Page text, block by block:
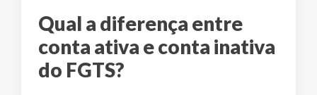
Qual a diferença entre
conta ativa e conta inativa
do FGTS?